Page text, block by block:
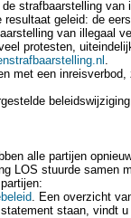
strafbaarstelling van
geleid: de
van illegaal
protesten,
.
met een inreisverbod,
alle partijen
LOS stuurde samen
. Een overzicht
staan, vindt u